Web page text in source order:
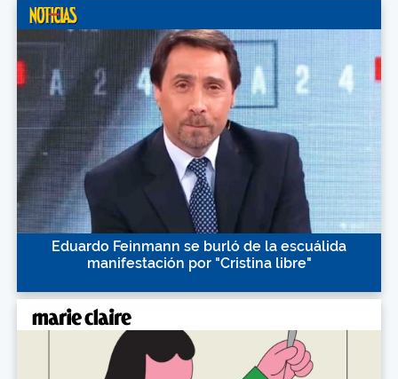
Eduardo Feinmann se burló de la escuálida
manifestación por "Cristina libre"